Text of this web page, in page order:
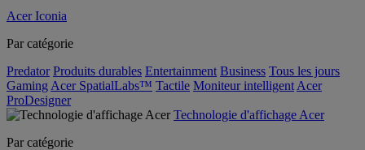
Acer Iconia
Par catégorie
Predator Produits durables Entertainment Business Tous les jours
Gaming Acer SpatialLabs™ Tactile Moniteur intelligent Acer
ProDesigner
Technologie d'affichage Acer
Par catégorie